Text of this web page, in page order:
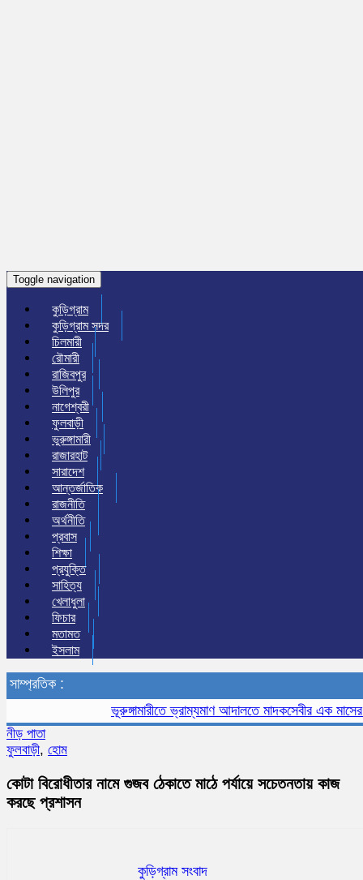
Toggle navigation
কুড়িগ্রাম
কুড়িগ্রাম সদর
চিলমারী
রৌমারী
রাজিবপুর
উলিপুর
নাগেশ্বরী
ফুলবাড়ী
ভুরুঙ্গামারী
রাজারহাট
সারাদেশ
আন্তর্জাতিক
রাজনীতি
অর্থনীতি
প্রবাস
শিক্ষা
প্রযুক্তি
সাহিত্য
খেলাধুলা
ফিচার
মতামত
ইসলাম
সাম্প্রতিক :
ভূরুঙ্গামারীতে ভ্রাম্যমাণ আদালতে মাদকসেবীর এক মাসের
নীড় পাতা
ফুলবাড়ী, হোম
কোটা বিরোধীতার নামে গুজব ঠেকাতে মাঠে পর্যায়ে সচেতনতায় কাজ
করছে প্রশাসন
কুড়িগ্রাম সংবাদ